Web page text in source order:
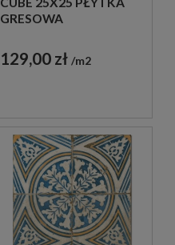
GRESOWA
129,00 zł m2